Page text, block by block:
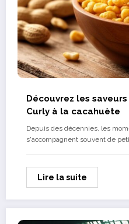
Découvrez les
Curly à la cacahuète
Depuis des décennies, les
s'accompagnent souvent de
Lire la suite